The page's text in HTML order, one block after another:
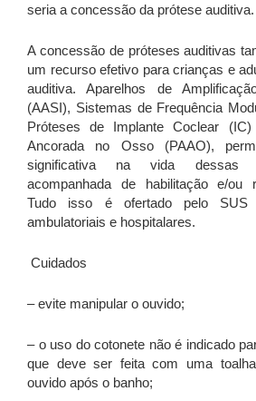
seria a concessão da prótese auditiva.
A concessão de próteses auditivas
um recurso efetivo para crianças e
auditiva. Aparelhos de
(AASI), Sistemas de Frequência
Próteses de Implante Coclear
Ancorada no Osso (PAAO),
significativa na vida dessas
acompanhada de habilitação e/ou
Tudo isso é ofertado pelo SUS
ambulatoriais e hospitalares.
Cuidados
– evite manipular o ouvido;
– o uso do cotonete não é indicado
que deve ser feita com uma
ouvido após o banho;